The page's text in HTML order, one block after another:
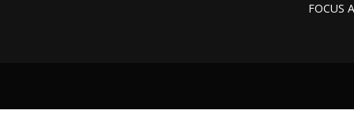
FOCUS